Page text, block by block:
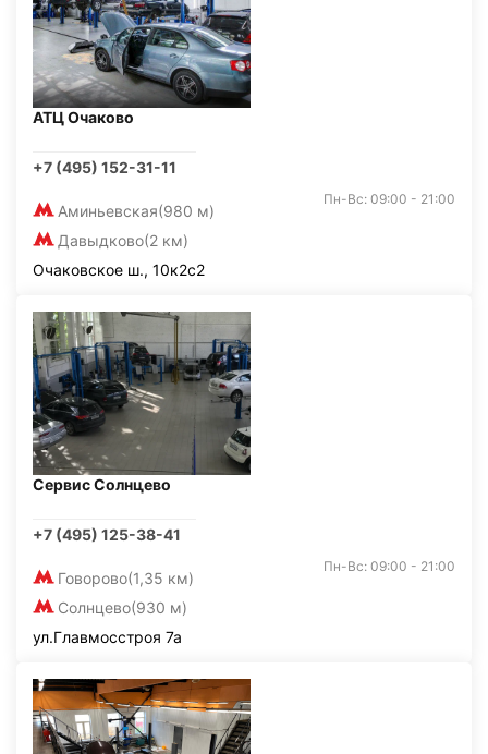
АТЦ Очаково
+7 (495) 152-31-11
Аминьевская(980 м)
Давыдково(2 км)
Пн-Вс: 09:00 - 21:00
Очаковское ш., 10к2с2
Сервис Солнцево
+7 (495) 125-38-41
Говорово(1,35 км)
Солнцево(930 м)
Пн-Вс: 09:00 - 21:00
ул.Главмосстроя 7а